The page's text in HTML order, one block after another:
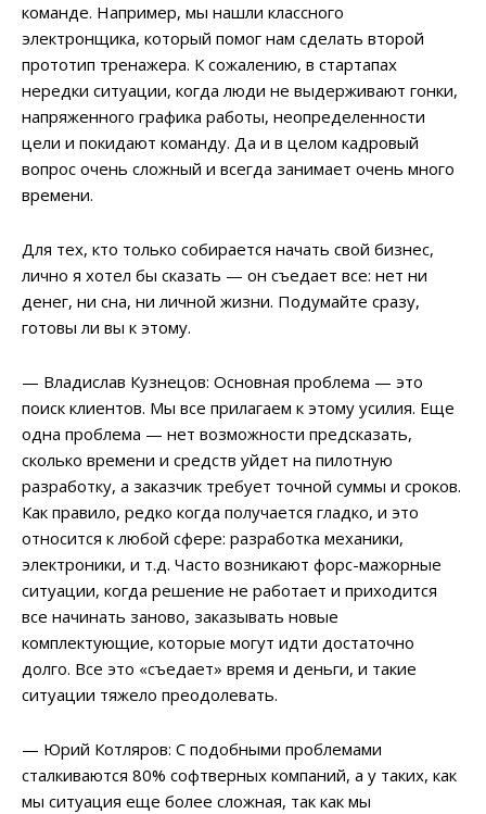
команде. Например, мы нашли классного
электронщика, который помог нам сделать второй
прототип тренажера. К сожалению, в стартапах
нередки ситуации, когда люди не выдерживают гонки,
напряженного графика работы, неопределенности
цели и покидают команду. Да и в целом кадровый
вопрос очень сложный и всегда занимает очень много
времени.
Для тех, кто только собирается начать свой бизнес,
лично я хотел бы сказать — он съедает все: нет ни
денег, ни сна, ни личной жизни. Подумайте сразу,
готовы ли вы к этому.
— Владислав Кузнецов: Основная проблема — это
поиск клиентов. Мы все прилагаем к этому усилия. Еще
одна проблема — нет возможности предсказать,
сколько времени и средств уйдет на пилотную
разработку, а заказчик требует точной суммы и сроков.
Как правило, редко когда получается гладко, и это
относится к любой сфере: разработка механики,
электроники, и т.д. Часто возникают форс-мажорные
ситуации, когда решение не работает и приходится
все начинать заново, заказывать новые
комплектующие, которые могут идти достаточно
долго. Все это «съедает» время и деньги, и такие
ситуации тяжело преодолевать.
— Юрий Котляров: С подобными проблемами
сталкиваются 80% софтверных компаний, а у таких, как
мы ситуация еще более сложная, так как мы